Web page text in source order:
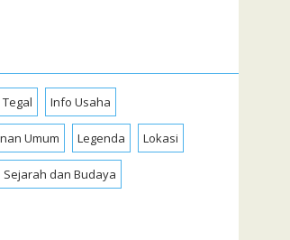
Info Usaha
Umum Legenda Lokasi
Sejarah dan Budaya